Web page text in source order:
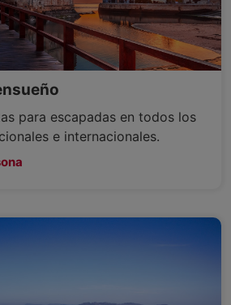
para escapadas en todos los
e internacionales.